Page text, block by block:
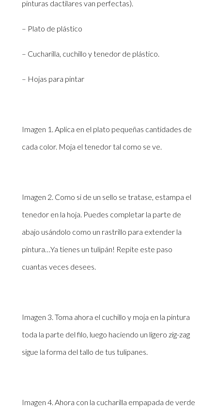
pinturas dactilares van perfectas).
– Plato de plástico
– Cucharilla, cuchillo y tenedor de plástico.
– Hojas para pintar
Imagen 1. Aplica en el plato pequeñas cantidades de
cada color. Moja el tenedor tal como se ve.
Imagen 2. Como si de un sello se tratase, estampa el
tenedor en la hoja. Puedes completar la parte de
abajo usándolo como un rastrillo para extender la
pintura…Ya tienes un tulipán! Repite este paso
cuantas veces desees.
Imagen 3. Toma ahora el cuchillo y moja en la pintura
toda la parte del filo, luego haciendo un ligero zig-zag
sigue la forma del tallo de tus tulipanes.
Imagen 4. Ahora con la cucharilla empapada de verde